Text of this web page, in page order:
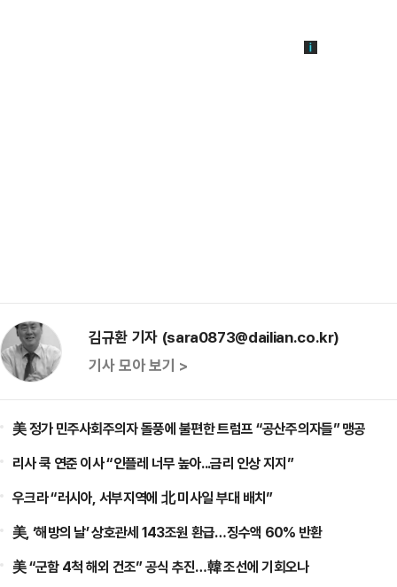
김규환 기자 (sara0873@dailian.co.kr)
기사 모아 보기 >
美 정가 민주사회주의자 돌풍에 불편한 트럼프 “공산주의자들” 맹공
리사 쿡 연준 이사 “인플레 너무 높아...금리 인상 지지”
우크라 “러시아, 서부지역에 北 미사일 부대 배치”
美, ‘해방의 날’ 상호관세 143조원 환급…징수액 60% 반환
美 “군함 4척 해외 건조” 공식 추진…韓 조선에 기회오나